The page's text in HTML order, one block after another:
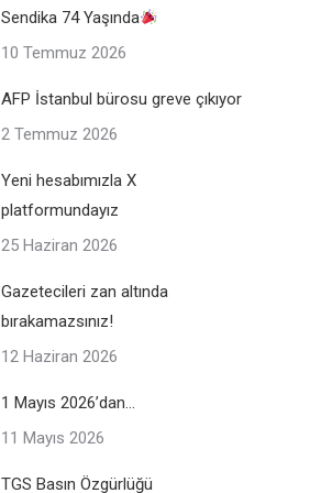
Sendika 74 Yaşında
10 Temmuz 2026
AFP İstanbul bürosu greve çıkıyor
2 Temmuz 2026
Yeni hesabımızla X
platformundayız
25 Haziran 2026
Gazetecileri zan altında
bırakamazsınız!
12 Haziran 2026
1 Mayıs 2026’dan…
11 Mayıs 2026
TGS Basın Özgürlüğü